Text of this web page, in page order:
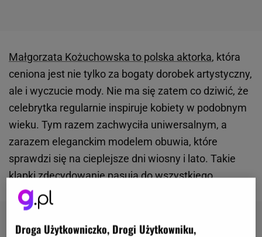
Małgorzata Kożuchowska to polska aktorka, która
ceniona jest nie tylko za bogaty dorobek artystyczny,
ale i wyczucie mody. Nie ma się zatem co dziwić, że
celebrytka regularnie inspiruje kobiety w podobnym
wieku. Tym razem zachwyciła uniwersalnym, a
zarazem eleganckim modelem obuwia, które
sprawdzi się na cieplejsze dni wiosny i lato. Takie
klapki zdecydowanie pasują do wszystkiego.
Droga Użytkowniczko, Drogi Użytkowniku,